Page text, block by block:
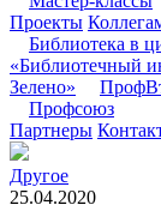
Проекты
Библиотека в
«Библиотечный
Зелено»
Профсоюз
Партнеры
Другое
25.04.2020